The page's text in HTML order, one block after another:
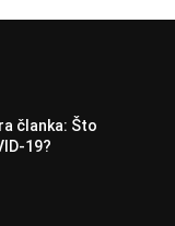
članka: Što
19?